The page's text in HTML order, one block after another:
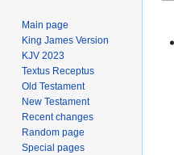
toto
Main page
King James Version
KJV 2023
Textus Receptus
Old Testament
New Testament
Recent changes
Random page
Special pages